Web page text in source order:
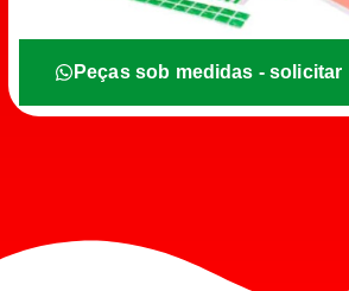
Peças sob medidas - solicitar